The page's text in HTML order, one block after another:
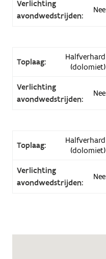
Verlichting
avondwedstrijden:
Nee
Toplaag:
Halfverhard
(dolomiet)
Verlichting
avondwedstrijden:
Nee
Toplaag:
Halfverhard
(dolomiet)
Verlichting
avondwedstrijden:
Nee